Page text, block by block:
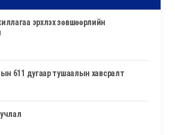
611 дугаар тушаалын хавсралт